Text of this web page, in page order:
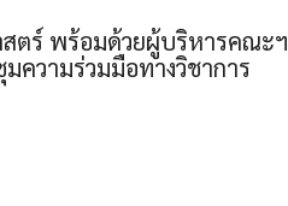
ตร์ พร้อมด้วยผู้บริหารคณะฯ
ความร่วมมือทางวิชาการ